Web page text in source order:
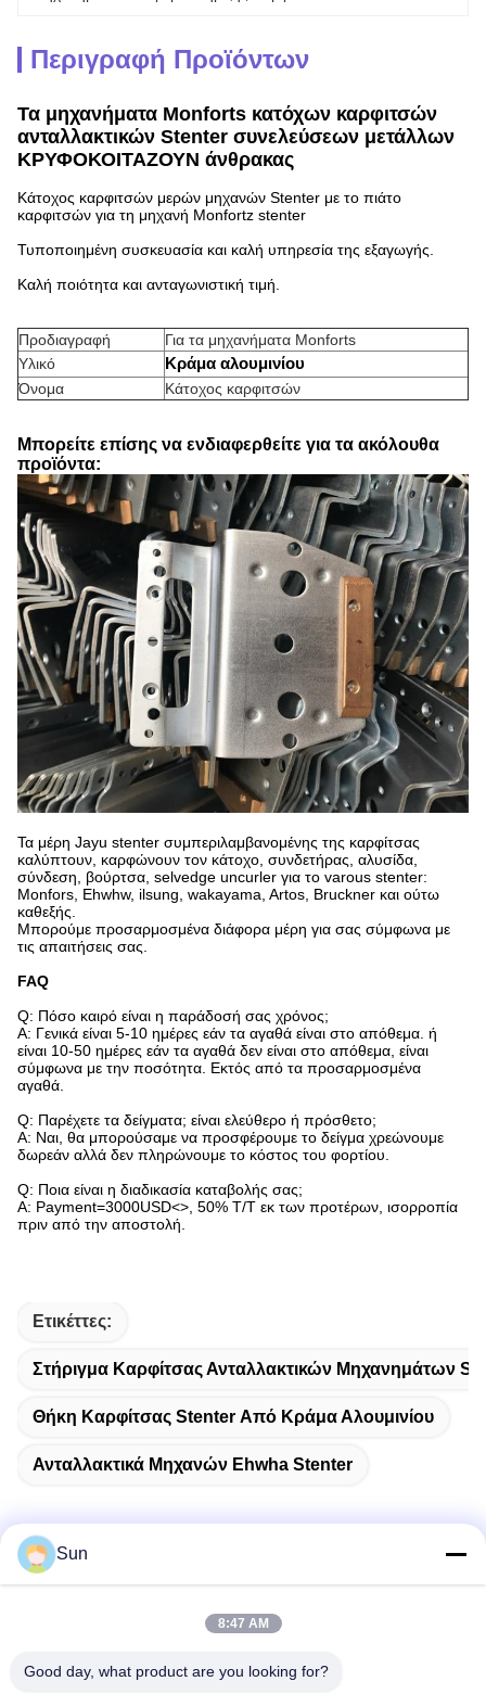
Περιγραφή Προϊόντων
Τα μηχανήματα Monforts κατόχων καρφιτσών
ανταλλακτικών Stenter συνελεύσεων μετάλλων
ΚΡΥΦΟΚΟΙΤΑΖΟΥΝ άνθρακας
Κάτοχος καρφιτσών μερών μηχανών Stenter με το πιάτο
καρφιτσών για τη μηχανή Monfortz stenter
Τυποποιημένη συσκευασία και καλή υπηρεσία της εξαγωγής.
Καλή ποιότητα και ανταγωνιστική τιμή.
Προδιαγραφή
Για τα μηχανήματα Monforts
Υλικό
Κράμα αλουμινίου
Όνομα Κάτοχος καρφιτσών
Μπορείτε επίσης να ενδιαφερθείτε για τα ακόλουθα
προϊόντα:
Τα μέρη Jayu stenter συμπεριλαμβανομένης της καρφίτσας
καλύπτουν, καρφώνουν τον κάτοχο, συνδετήρας, αλυσίδα,
σύνδεση, βούρτσα, selvedge uncurler για το varous stenter:
Monfors, Ehwhw, ilsung, wakayama, Artos, Bruckner και ούτω
καθεξής.
Μπορούμε προσαρμοσμένα διάφορα μέρη για σας σύμφωνα με
τις απαιτήσεις σας.
FAQ
Q: Πόσο καιρό είναι η παράδοσή σας χρόνος;
Α: Γενικά είναι 5-10 ημέρες εάν τα αγαθά είναι στο απόθεμα. ή
είναι 10-50 ημέρες εάν τα αγαθά δεν είναι στο απόθεμα, είναι
σύμφωνα με την ποσότητα. Εκτός από τα προσαρμοσμένα
αγαθά.
Q: Παρέχετε τα δείγματα; είναι ελεύθερο ή πρόσθετο;
Α: Ναι, θα μπορούσαμε να προσφέρουμε το δείγμα χρεώνουμε
δωρεάν αλλά δεν πληρώνουμε το κόστος του φορτίου.
Q: Ποια είναι η διαδικασία καταβολής σας;
Α: Payment=3000USD<>, 50% T/T εκ των προτέρων, ισορροπία
πριν από την αποστολή.
Ετικέττες:
Στήριγμα Καρφίτσας Ανταλλακτικών Μηχανημάτων
Θήκη Καρφίτσας Stenter Από Κράμα Αλουμινίου
Ανταλλακτικά Μηχανών Ehwha Stenter
NO.55 XINSHENG ROAD, DISTRICT WUJIN, CHANGZHOU,
Sun
8:47 AM
Good day, what product are you looking for?